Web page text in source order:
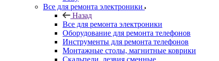
Все для ремонта электроники
Назад
Все для ремонта электроники
Оборудование для ремонта телефонов
Инструменты для ремонта телефонов
Монтажные столы, магнитные коврики
Скальпели, лезвия сменные